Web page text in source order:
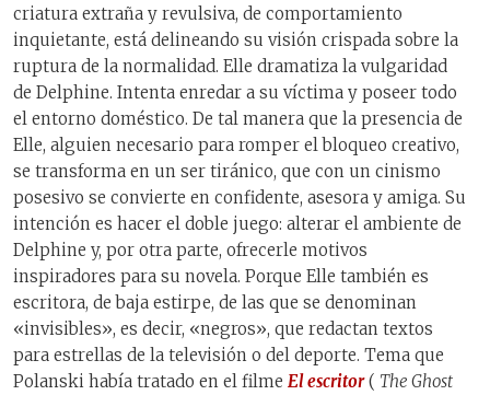
criatura extraña y revulsiva, de comportamiento
inquietante, está delineando su visión crispada sobre la
ruptura de la normalidad. Elle dramatiza la vulgaridad
de Delphine. Intenta enredar a su víctima y poseer todo
el entorno doméstico. De tal manera que la presencia de
Elle, alguien necesario para romper el bloqueo creativo,
se transforma en un ser tiránico, que con un cinismo
posesivo se convierte en confidente, asesora y amiga. Su
intención es hacer el doble juego: alterar el ambiente de
Delphine y, por otra parte, ofrecerle motivos
inspiradores para su novela. Porque Elle también es
escritora, de baja estirpe, de las que se denominan
«invisibles», es decir, «negros», que redactan textos
para estrellas de la televisión o del deporte. Tema que
Polanski había tratado en el filme El escritor( The Ghost